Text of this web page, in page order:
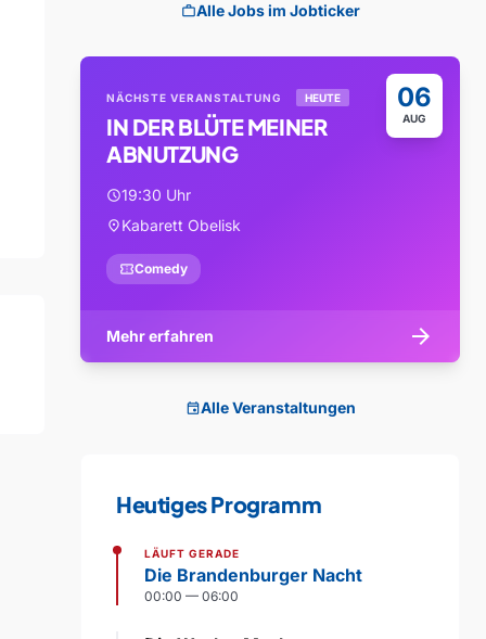
workAlle Jobs im Jobticker
06
AUG
NÄCHSTE VERANSTALTUNG HEUTE
IN DER BLÜTE MEINER
ABNUTZUNG
schedule19:30 Uhr
location_onKabarett Obelisk
confirmation_numberComedy
Mehr erfahren arrow_forward
eventAlle Veranstaltungen
Heutiges Programm
LÄUFT GERADE
Die Brandenburger Nacht
00:00 — 06:00